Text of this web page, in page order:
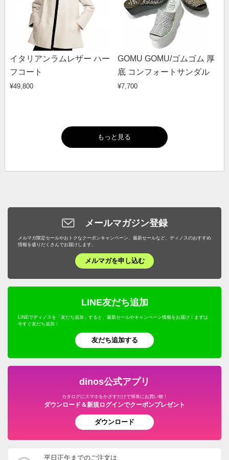
イタリアンラムレザー ハー
フコート
¥49,800
GOMU GOMU/ゴムゴム 厚
底 コンフォートサンダル
¥7,700
もっと見る
メールマガジン登録
メルマガ限定セールやおトクなクーポンキャンペーン、最新セールなど、ディノスのおすすめ
情報を盛りだくさんでお届けします。
メルマガを申し込む
LINE友だち追加
LINEでディノスを「友だち追加」すると、最新セールやキャンペーン情報をお届け！まずは
今すぐ友だち追加！
友だち追加する
dinos公式アプリ
カタログにスマホをかざすだけで簡単にお買い物！
ダウンロード＆新規ログインでクーポンプレゼント
ダウンロード
平日正午までのご注文は